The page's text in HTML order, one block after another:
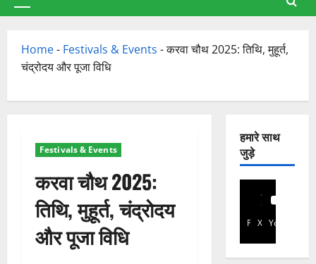
प्राथमिक
Home- Festivals & Events -करवा चौथ 2025: तिथि, मुहूर्त,
चंद्रोदय और पूजा विधि
Festivals & Events
करवा चौथ 2025:
तिथि, मुहूर्त, चंद्रोदय
और पूजा विधि
हमारे साथ
जुड़े
Facebook
X YouTube